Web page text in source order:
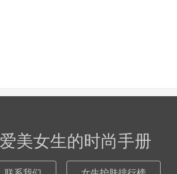
爱美女生的时尚手册